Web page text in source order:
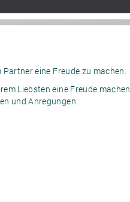
eine Freude zu machen.
Liebsten eine Freude machen
und Anregungen.